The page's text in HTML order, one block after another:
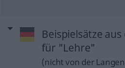
Beispielsätze
für "Lehre"
(nicht von der